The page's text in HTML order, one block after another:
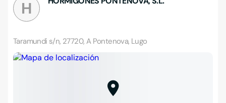
H
Taramundi s/n, 27720, A Pontenova, Lugo